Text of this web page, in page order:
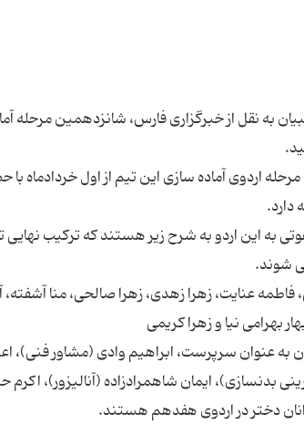
دارد.
به این اردو به شرح زیر هستند که ترکیب نهایی
شوند.
فاطمه عنایت، زهرا زهدی، زهرا صالحی، منا
بهرامی نیا و زهرا کریمی
به عنوان سرپرست، ابراهیم وادی (مشاور
بدنسازی)، ایمان شاهمرادزاده (آنالیزور)،
دختر در اردوی هفدهم هستند.